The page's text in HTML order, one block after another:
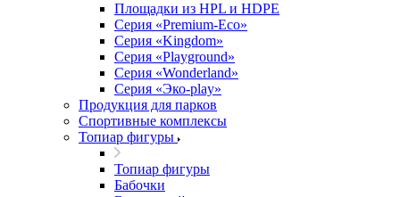
Площадки из HPL и HDPE
Серия «Premium-Eco»
Серия «Kingdom»
Серия «Playground»
Серия «Wonderland»
Серия «Эко-play»
Продукция для парков
Спортивные комплексы
Топиар фигуры
Топиар фигуры
Бабочки